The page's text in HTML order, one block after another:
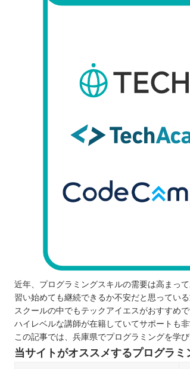
近年、プログラミングスキルの需要は高まっ
習い始めても継続できるか不安だと思ってい
スクールの中でもテックアイエスがおすすめで
ハイレベルな講師が在籍していてサポートも
この記事では、兵庫県でプログラミングを学
当サイトがオススメするプログラミ